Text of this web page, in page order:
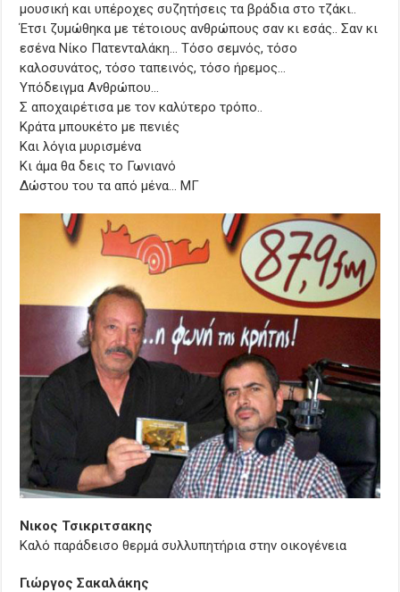
μουσική και υπέροχες συζητήσεις τα βράδια στο τζάκι..
Έτσι ζυμώθηκα με τέτοιους ανθρώπους σαν κι εσάς.. Σαν κι
εσένα Νίκο Πατενταλάκη… Τόσο σεμνός, τόσο
καλοσυνάτος, τόσο ταπεινός, τόσο ήρεμος…
Υπόδειγμα Ανθρώπου…
Σ αποχαιρέτισα με τον καλύτερο τρόπο..
Κράτα μπουκέτο με πενιές
Και λόγια μυρισμένα
Κι άμα θα δεις το Γωνιανό
Δώστου του τα από μένα… ΜΓ
Νικος Τσικριτσακης
Καλό παράδεισο θερμά συλλυπητήρια στην οικογένεια
Γιώργος Σακαλάκης